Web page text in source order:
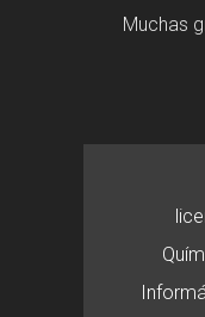
Muchas